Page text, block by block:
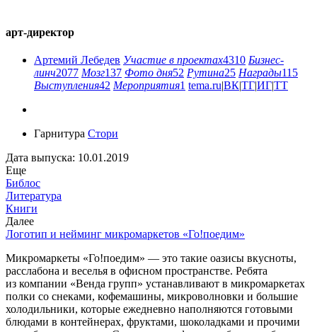
арт-директор
Артемий Лебедев Участие в проектах4310 Бизнес-
линч2077 Мозг137 Фото дня52 Рутина25 Награды115
Выступления42 Мероприятия1 tema.ru|ВК|ТГ|ИГ|ТТ
Гарнитура Стори
Дата выпуска: 10.01.2019
Еще
Библос
Литература
Книги
Далее
Логотип и нейминг микромаркетов «Го!поедим»
Микромаркеты «Го!поедим» — это такие оазисы вкусноты,
расслабона и веселья в офисном пространстве. Ребята
из компании «Венда групп» устанавливают в микромаркетах
полки со снеками, кофемашины, микроволновки и большие
холодильники, которые ежедневно наполняются готовыми
блюдами в контейнерах, фруктами, шоколадками и прочими